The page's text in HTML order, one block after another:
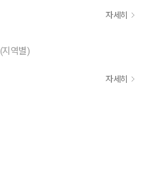
자세히
(지역별)
자세히